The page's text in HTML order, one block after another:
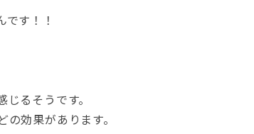
す！！
るそうです。
効果があります。